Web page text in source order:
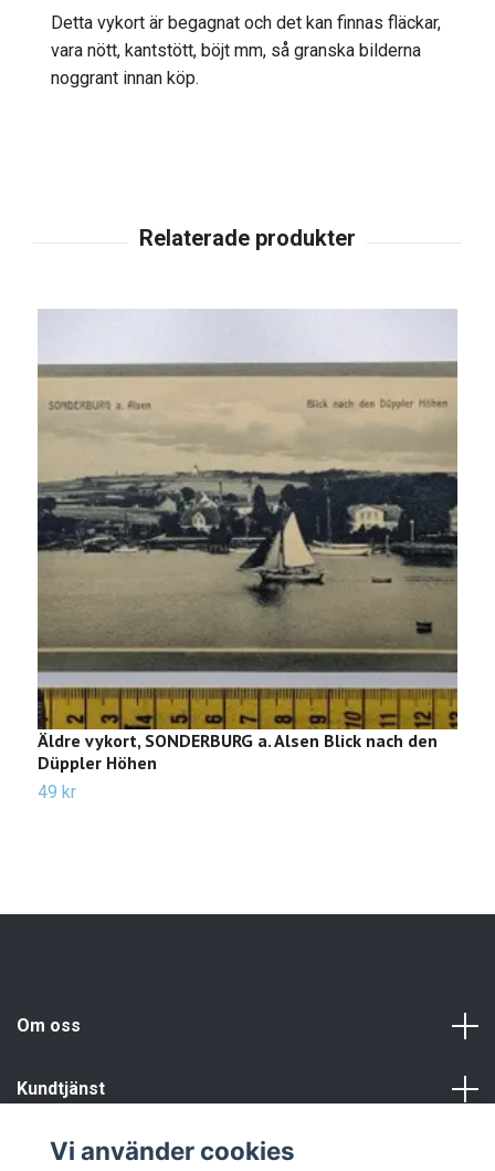
Detta vykort är begagnat och det kan finnas fläckar,
vara nött, kantstött, böjt mm, så granska bilderna
noggrant innan köp.
Äldre vykort, SONDERBURG a. Alsen Blick nach den
Düppler Höhen
49 kr
Om oss
Kundtjänst
Vi använder cookies